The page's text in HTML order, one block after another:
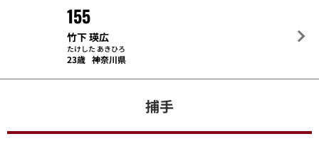
155
竹下 瑛広
たけした あきひろ
23歳 神奈川県
捕手